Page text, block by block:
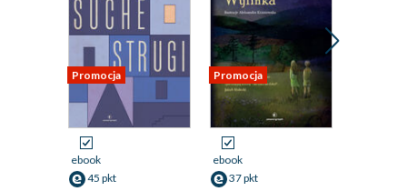
Promocja
ebook
45 pkt
Promocja
ebook
37 pkt